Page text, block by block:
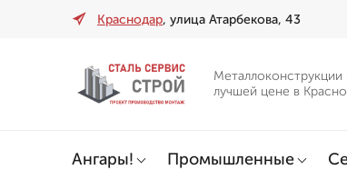
Краснодар, улица Атарбекова, 43
лучшей цене в
Ангары! Промышленные